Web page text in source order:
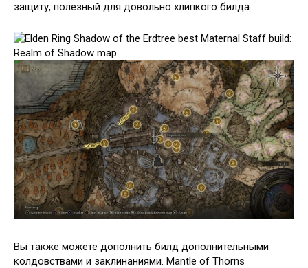
защиту, полезный для довольно хлипкого билда.
Вы также можете дополнить билд дополнительными
колдовствами и заклинаниями. Mantle of Thorns